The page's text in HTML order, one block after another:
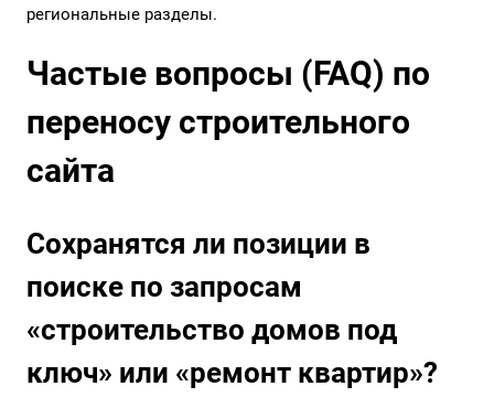
региональные разделы.
Частые вопросы (FAQ) по
переносу строительного
сайта
Сохранятся ли позиции в
поиске по запросам
«строительство домов под
ключ» или «ремонт квартир»?